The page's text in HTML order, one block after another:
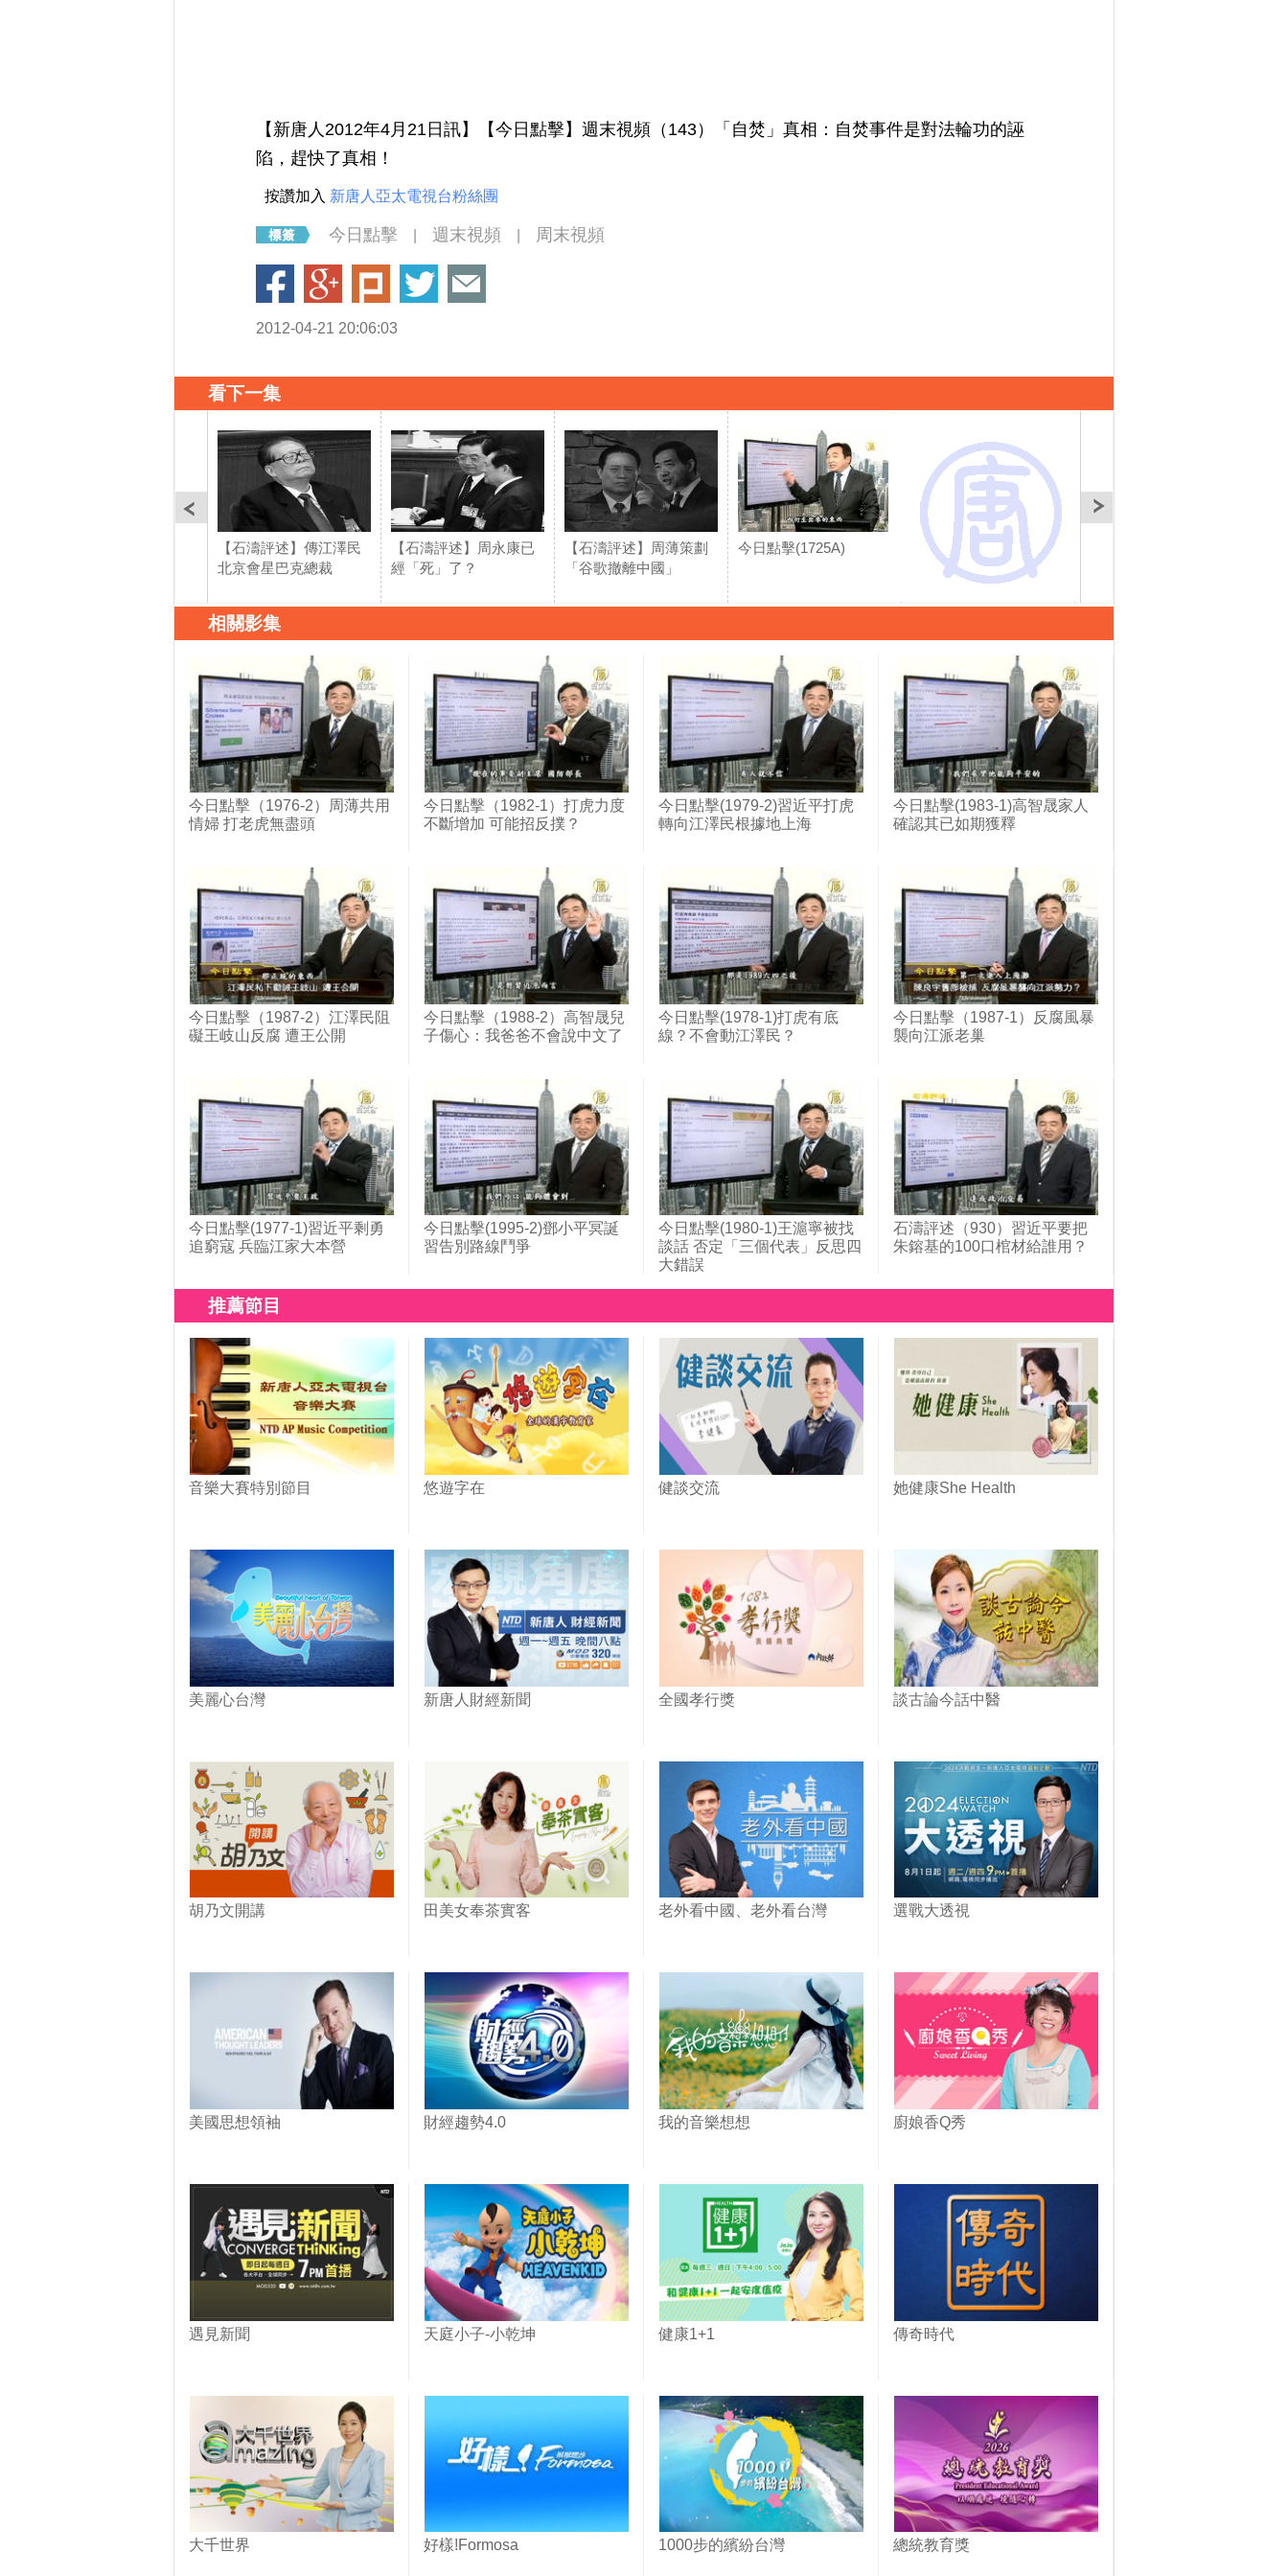
【新唐人2012年4月21日訊】【今日點擊】週末視頻（143）「自焚」真相：自焚事件是對法輪功的誣
陷，趕快了真相！
按讚加入 新唐人亞太電視台粉絲團
今日點擊 週末視頻 周末視頻
2012-04-21 20:06:03
看下一集
【石濤評述】傳江澤民
北京會星巴克總裁
【石濤評述】周永康已
經「死」了？
【石濤評述】周薄策劃
「谷歌撤離中國」
今日點擊(1725A) 今日點擊(1725B)
相關影集
今日點擊（1976-2）周薄共用
情婦 打老虎無盡頭
今日點擊（1982-1）打虎力度
不斷增加 可能招反撲？
今日點擊(1979-2)習近平打虎
轉向江澤民根據地上海
今日點擊(1983-1)高智晟家人
確認其已如期獲釋
今日點擊（1987-2）江澤民阻
礙王岐山反腐 遭王公開
今日點擊（1988-2）高智晟兒
子傷心：我爸爸不會說中文了
今日點擊(1978-1)打虎有底
線？不會動江澤民？
今日點擊（1987-1）反腐風暴
襲向江派老巢
今日點擊(1977-1)習近平剩勇
追窮寇 兵臨江家大本營
今日點擊(1995-2)鄧小平冥誕
習告別路線鬥爭
今日點擊(1980-1)王滬寧被找
談話 否定「三個代表」反思四
大錯誤
石濤評述（930）習近平要把
朱鎔基的100口棺材給誰用？
推薦節目
音樂大賽特別節目 悠遊字在 健談交流 她健康She Health
美麗心台灣 新唐人財經新聞 全國孝行獎 談古論今話中醫
胡乃文開講 田美女奉茶實客 老外看中國、老外看台灣 選戰大透視
美國思想領袖 財經趨勢4.0 我的音樂想想 廚娘香Q秀
遇見新聞 天庭小子-小乾坤 健康1+1 傳奇時代
大千世界 好樣!Formosa 1000步的繽紛台灣 總統教育獎